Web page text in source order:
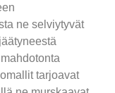
ne selviytyvät
tarjoavat